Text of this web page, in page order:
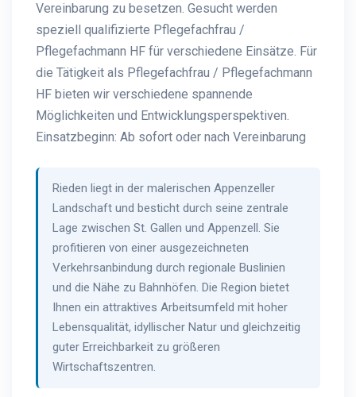
Vereinbarung zu besetzen. Gesucht werden
speziell qualifizierte Pflegefachfrau /
Pflegefachmann HF für verschiedene Einsätze. Für
die Tätigkeit als Pflegefachfrau / Pflegefachmann
HF bieten wir verschiedene spannende
Möglichkeiten und Entwicklungsperspektiven.
Einsatzbeginn: Ab sofort oder nach Vereinbarung
Rieden liegt in der malerischen Appenzeller
Landschaft und besticht durch seine zentrale
Lage zwischen St. Gallen und Appenzell. Sie
profitieren von einer ausgezeichneten
Verkehrsanbindung durch regionale Buslinien
und die Nähe zu Bahnhöfen. Die Region bietet
Ihnen ein attraktives Arbeitsumfeld mit hoher
Lebensqualität, idyllischer Natur und gleichzeitig
guter Erreichbarkeit zu größeren
Wirtschaftszentren.